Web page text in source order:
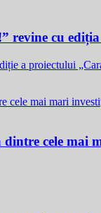
revine cu
a proiectului
cele mai